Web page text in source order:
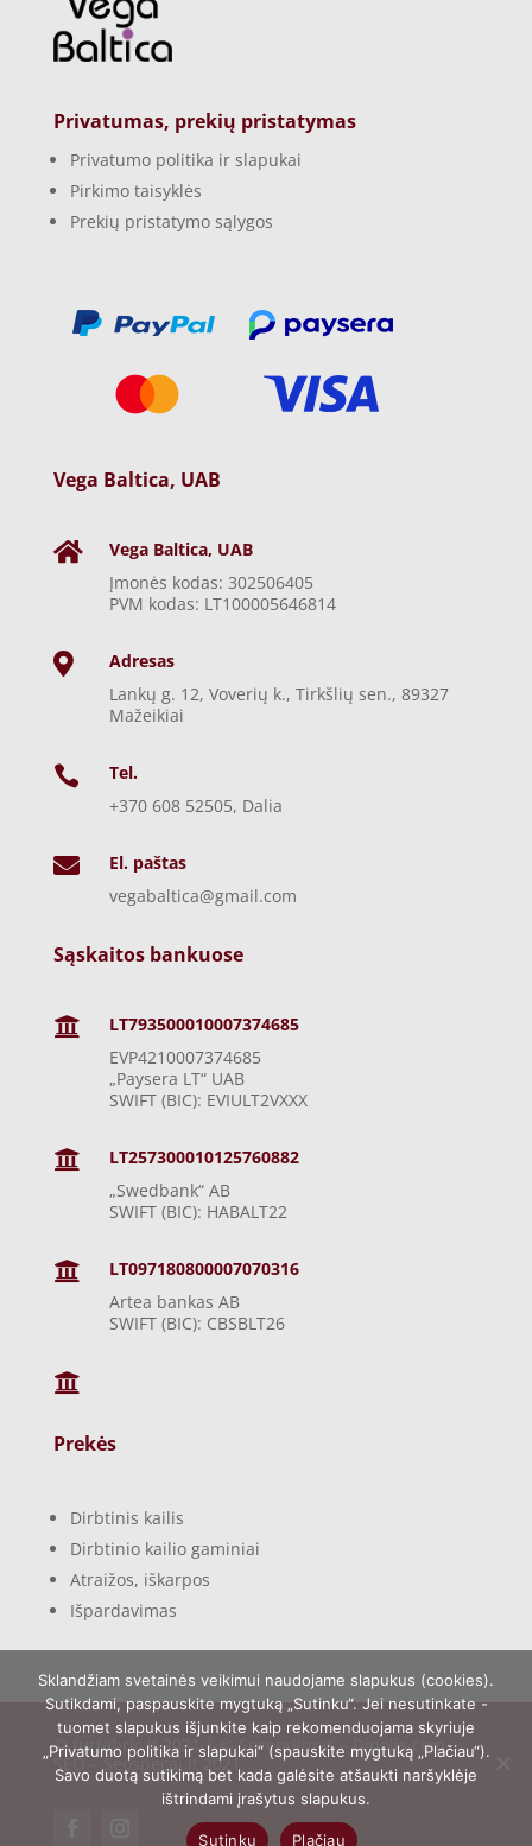
Privatumas, prekių pristatymas
Privatumo politika ir slapukai
Pirkimo taisyklės
Prekių pristatymo sąlygos
Vega Baltica, UAB

Vega Baltica, UAB
Įmonės kodas: 302506405
PVM kodas: LT100005646814

Adresas
Lankų g. 12, Voverių k., Tirkšlių sen., 89327
Mažeikiai

Tel.
+370 608 52505, Dalia

El. paštas
vegabaltica@gmail.com
Sąskaitos bankuose

LT793500010007374685
EVP4210007374685
„Paysera LT“ UAB
SWIFT (BIC): EVIULT2VXXX

LT257300010125760882
„Swedbank“ AB
SWIFT (BIC): HABALT22

LT097180800007070316
Artea bankas AB
SWIFT (BIC): CBSBLT26

Prekės
Dirbtinis kailis
Dirbtinio kailio gaminiai
Atraižos, iškarpos
Išpardavimas
© furfabric.lt 2021 | © Sprendimas –Dipolis.com,
SEO –Seospecai.lt 2021
Sklandžiam svetainės veikimui naudojame slapukus (cookies).
Sutikdami, paspauskite mygtuką „Sutinku“. Jei nesutinkate -
tuomet slapukus išjunkite kaip rekomenduojama skyriuje
„Privatumo politika ir slapukai“ (spauskite mygtuką „Plačiau“).
Savo duotą sutikimą bet kada galėsite atšaukti naršyklėje
ištrindami įrašytus slapukus.
Sutinku Plačiau